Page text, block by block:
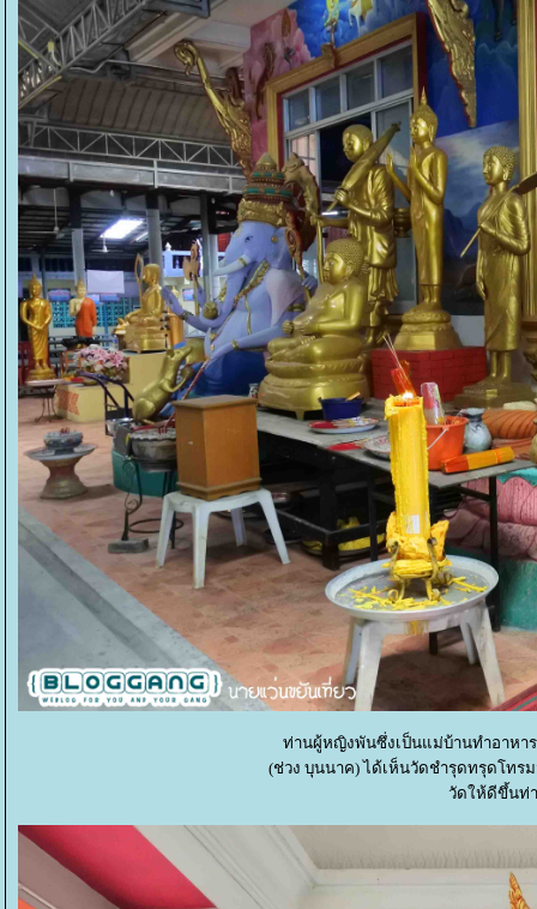
ท่านผู้หญิงพันซึ่งเป็นแม่บ้านทำอาหา
(ช่วง บุนนาค) ได้เห็นวัดชำรุดทรุดโทร
วัดให้ดีขึ้นท่